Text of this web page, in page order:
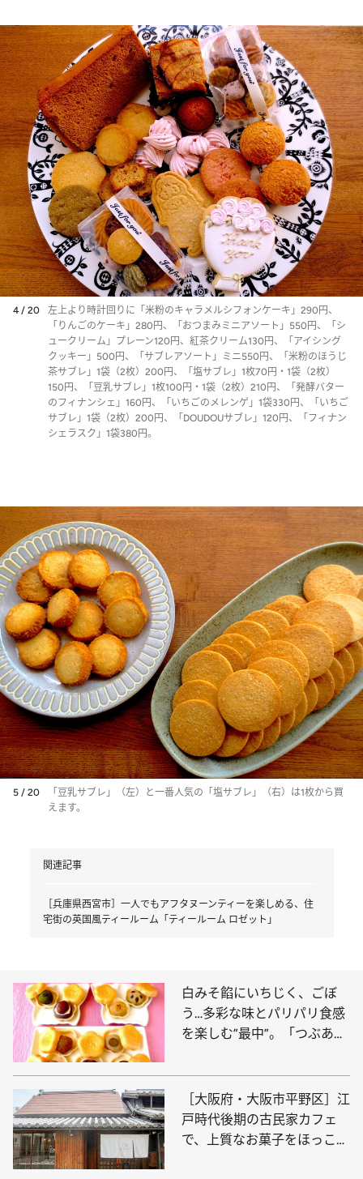
4 / 20
左上より時計回りに「米粉のキャラメルシフォンケーキ」290円、
「りんごのケーキ」280円、「おつまみミニアソート」550円、「シ
ュークリーム」プレーン120円、紅茶クリーム130円、「アイシング
クッキー」500円、「サブレアソート」ミニ550円、「米粉のほうじ
茶サブレ」1袋（2枚）200円、「塩サブレ」1枚70円・1袋（2枚）
150円、「豆乳サブレ」1枚100円・1袋（2枚）210円、「発酵バター
のフィナンシェ」160円、「いちごのメレンゲ」1袋330円、「いちご
サブレ」1袋（2枚）200円、「DOUDOUサブレ」120円、「フィナン
シェラスク」1袋380円。
5 / 20
「豆乳サブレ」（左）と一番人気の「塩サブレ」（右）は1枚から買
えます。
関連記事
［兵庫県西宮市］一人でもアフタヌーンティーを楽しめる、住
宅街の英国風ティールーム「ティールーム ロゼット」
白みそ餡にいちじく、ごぼ
う…多彩な味とパリパリ食感
を楽しむ”最中”。「つぶあん
市「一吉（ひとよし）」】
［大阪府・大阪市平野区］江
戸時代後期の古民家カフェ
で、上質なお菓子をほっこり